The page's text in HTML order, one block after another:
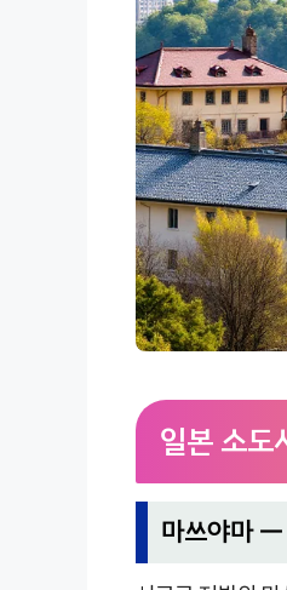
일본 소도
마쓰야마 —